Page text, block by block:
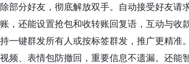
部分好友，彻底解放双手。自动接受好友请
，还能设置抢包和收转账回复语，互动与收
一键群发所有人或按标签群发，推广更精准
频、表情包防撤回，重要信息不遗漏。还能